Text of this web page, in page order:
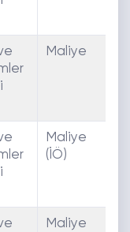
Maliye
Maliye
(İÖ)
Maliye